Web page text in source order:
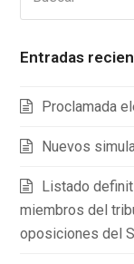
Entradas
Proclamada
Nuevos
Listado
miembros del
oposiciones del